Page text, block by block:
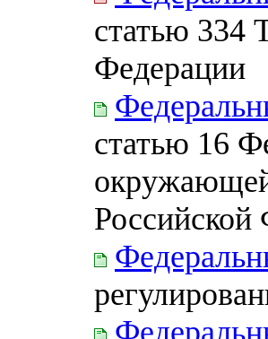
статью 334
Федерации
статью 16
Российской